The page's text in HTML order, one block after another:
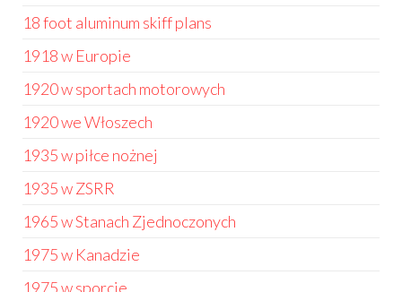
18 foot aluminum skiff plans
1918 w Europie
1920 w sportach motorowych
1920 we Włoszech
1935 w piłce nożnej
1935 w ZSRR
1965 w Stanach Zjednoczonych
1975 w Kanadzie
1975 w sporcie